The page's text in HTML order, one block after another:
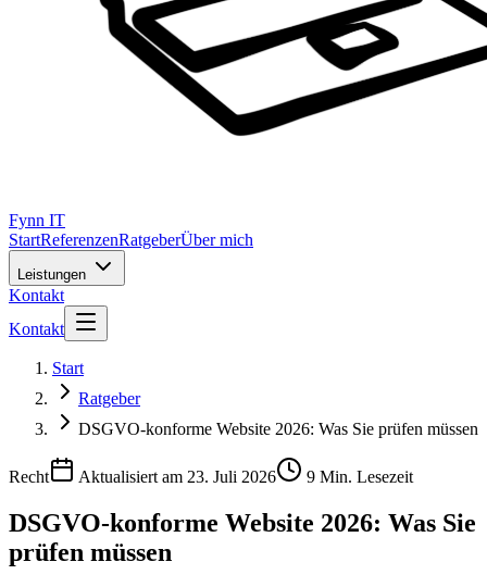
Fynn IT
StartReferenzenRatgeberÜber mich
Leistungen
Kontakt
Kontakt
Start
Ratgeber
DSGVO-konforme Website 2026: Was Sie prüfen müssen
Recht Aktualisiert am 23. Juli 2026 9 Min. Lesezeit
DSGVO-konforme Website 2026: Was Sie
prüfen müssen